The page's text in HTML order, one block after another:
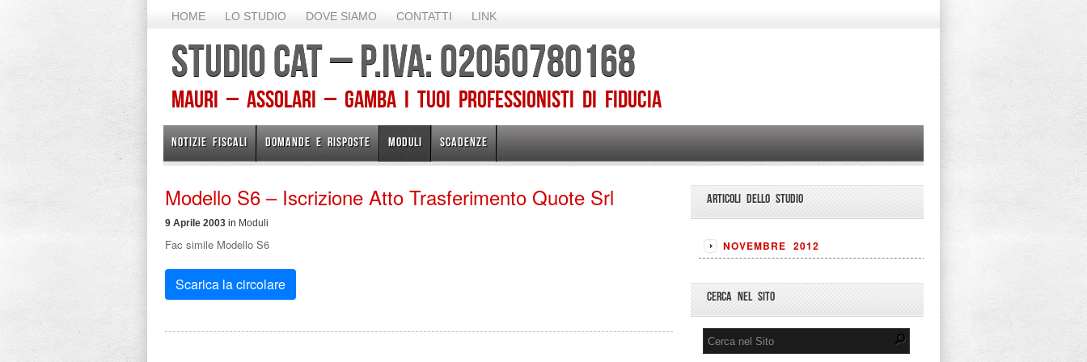
HOME LO STUDIO DOVE SIAMO CONTATTI LINK
STUDIO CAT – P.IVA: 02050780168
Mauri – Assolari – Gamba I TUOI PROFESSIONISTI DI FIDUCIA
NOTIZIE FISCALI DOMANDE E RISPOSTE MODULI SCADENZE
Modello S6 – Iscrizione Atto Trasferimento Quote Srl
9 Aprile 2003 in Moduli
Fac simile Modello S6
Scarica la circolare
ARTICOLI DELLO STUDIO
NOVEMBRE 2012
CERCA NEL SITO